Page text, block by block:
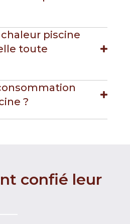
piscine
toute
?
confié leur